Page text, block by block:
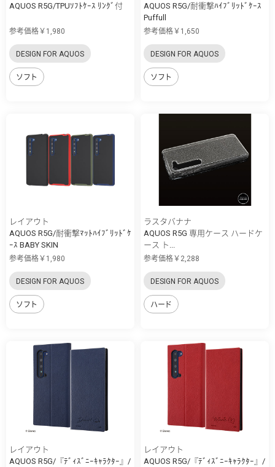
AQUOS R5G/TPUｿﾌﾄｹｰｽ ﾘﾝｸﾞ付
参考価格￥1,980
DESIGN FOR AQUOS
ソフト
AQUOS R5G/耐衝撃ﾊｲﾌﾞﾘｯﾄﾞｹｰｽ
Puffull
参考価格￥1,650
DESIGN FOR AQUOS
ソフト
レイアウト
AQUOS R5G/耐衝撃ﾏｯﾄﾊｲﾌﾞﾘｯﾄﾞｹ
ｰｽ BABY SKIN
参考価格￥1,980
DESIGN FOR AQUOS
ソフト
ラスタバナナ
AQUOS R5G 専用ケース ハードケ
ース ト...
参考価格￥2,288
DESIGN FOR AQUOS
ハード
レイアウト
AQUOS R5G/『ﾃﾞｨｽﾞﾆｰｷｬﾗｸﾀｰ』/
レイアウト
AQUOS R5G/『ﾃﾞｨｽﾞﾆｰｷｬﾗｸﾀｰ』/